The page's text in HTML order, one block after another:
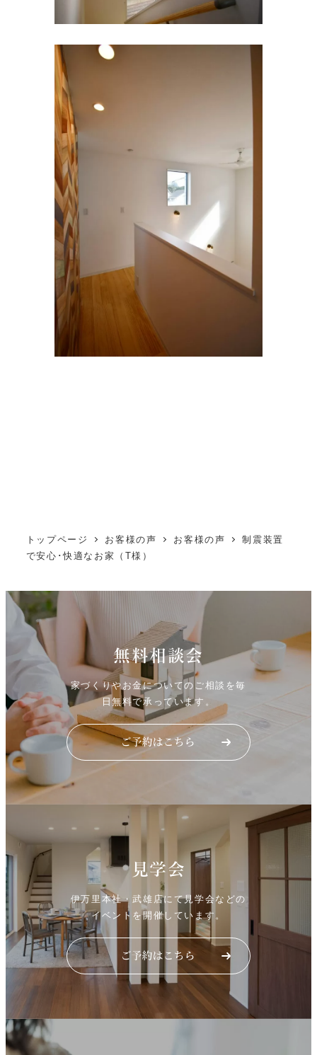
トップページ お客様の声 お客様の声
制震装置
で安心･快適なお家（T様）
無料相談会
家づくりやお金についてのご相談を毎
日無料で承っています。
見学会
伊万里本社・武雄店にて見学会などの
イベントを開催しています。